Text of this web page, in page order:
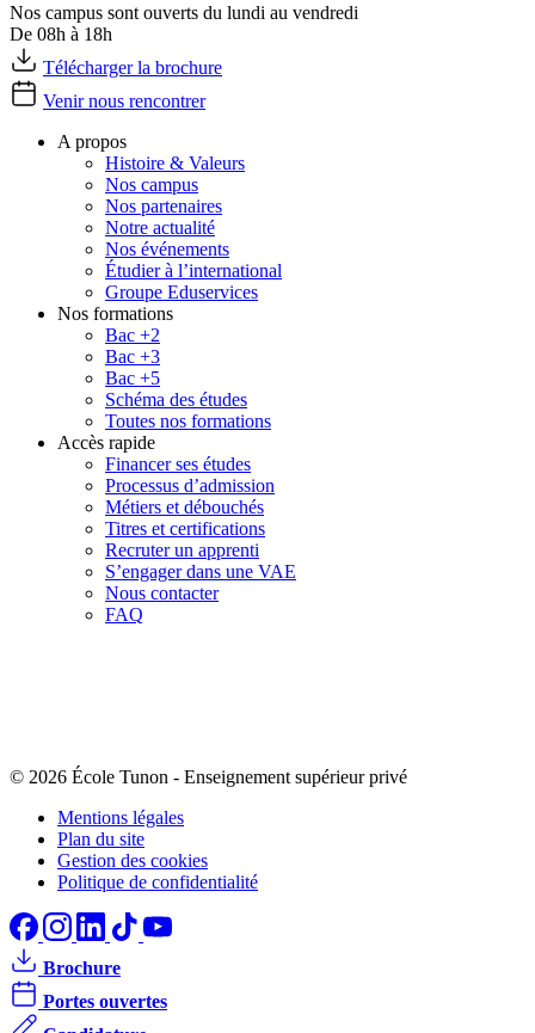
Nos campus sont ouverts du lundi au vendredi
De 08h à 18h
Télécharger la brochure
Venir nous rencontrer
A propos
Histoire & Valeurs
Nos campus
Nos partenaires
Notre actualité
Nos événements
Étudier à l’international
Groupe Eduservices
Nos formations
Bac +2
Bac +3
Bac +5
Schéma des études
Toutes nos formations
Accès rapide
Financer ses études
Processus d’admission
Métiers et débouchés
Titres et certifications
Recruter un apprenti
S’engager dans une VAE
Nous contacter
FAQ
© 2026 École Tunon - Enseignement supérieur privé
Mentions légales
Plan du site
Gestion des cookies
Politique de confidentialité
Brochure
Portes ouvertes